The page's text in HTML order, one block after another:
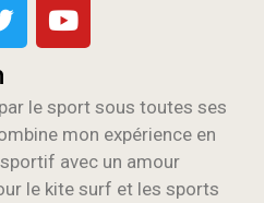
le sport sous toutes ses
mon expérience en
avec un amour
le kite surf et les sports